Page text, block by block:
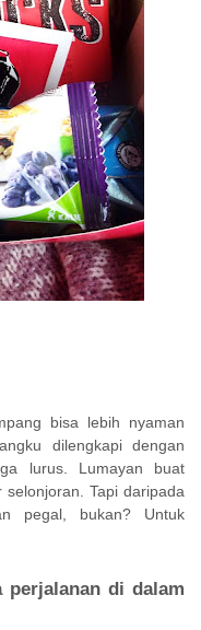
bisa lebih nyaman
dilengkapi dengan
lurus. Lumayan buat
Tapi daripada
pegal, bukan? Untuk
perjalanan di dalam